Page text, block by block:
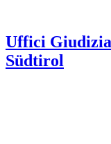
Uffici
Südtirol